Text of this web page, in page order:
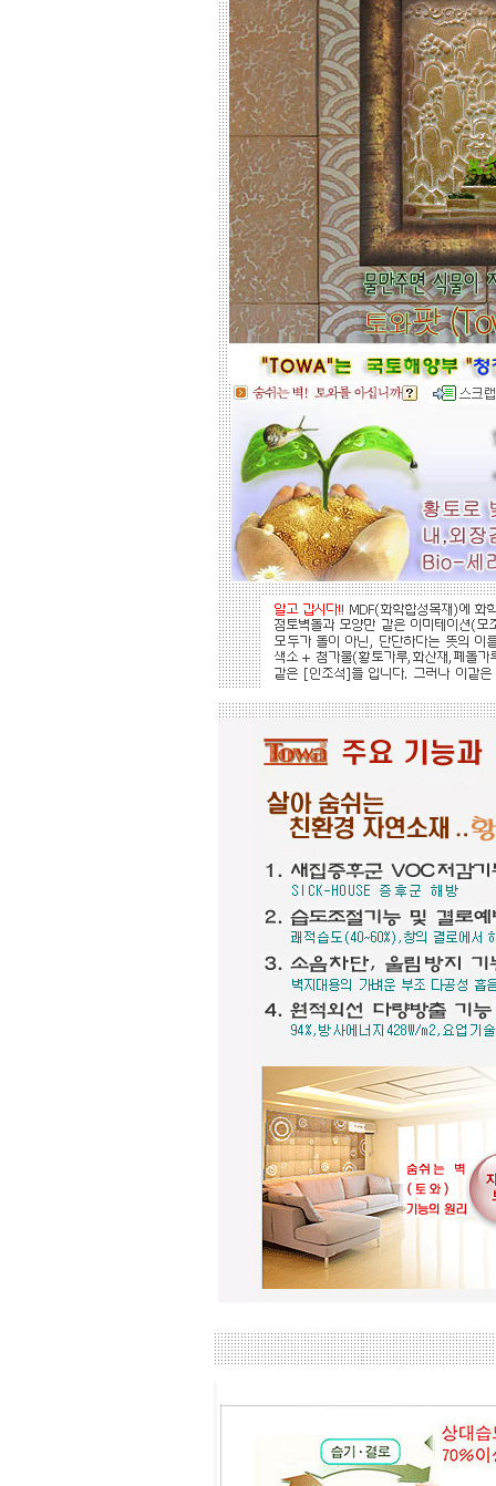
차이는 없습니다.
☆ 거실아트월,쇼파월,중문,콘솔☆
고객님의 벽체 사이즈를 예를들어 가
로 3m라면 바로 위 검색코너에서 가로
3000을'클릭'해서 원하는 크기의 상품
들을 보시고 찾으시는 가격과 디자인
을 메모하시고 고객센타로 전화상담
하시기 바랍니다.
전문 상담원이 제대로 된 친환경 인테
리어자재로 값싼 인테리어가 되는 노
하우를 제시해 드립니다.
황토타일의 제습기능으로 끈적한 여
름은 시원하게.. 겨울은 가습기능과 원
적외선 방사로 따뜻하게..
도자부조로 조각된 최고의 작품을 인
테리어 마감자재로 활용하여 집안품
격을 업그레이드해 보세요.